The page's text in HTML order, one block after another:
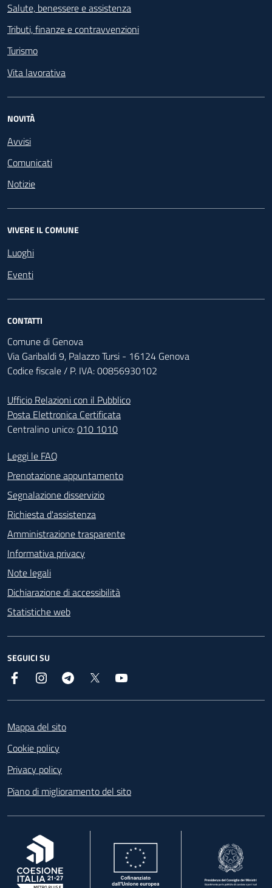
Salute, benessere e assistenza
Tributi, finanze e contravvenzioni
Turismo
Vita lavorativa
NOVITÀ
Avvisi
Comunicati
Notizie
VIVERE IL COMUNE
Luoghi
Eventi
CONTATTI
Comune di Genova
Via Garibaldi 9, Palazzo Tursi - 16124 Genova
Codice fiscale / P. IVA: 00856930102
Ufficio Relazioni con il Pubblico
Posta Elettronica Certificata
Centralino unico:010 1010
Footer - Contatti
Leggi le FAQ
Prenotazione appuntamento
Segnalazione disservizio
Richiesta d'assistenza
Amministrazione trasparente
Informativa privacy
Note legali
Dichiarazione di accessibilità
Statistiche web
SEGUICI SU
Facebook InstagramTelegram
Mappa del sito
Cookie policy
Privacy policy
Piano di miglioramento del sito
, apre in una nuova scheda